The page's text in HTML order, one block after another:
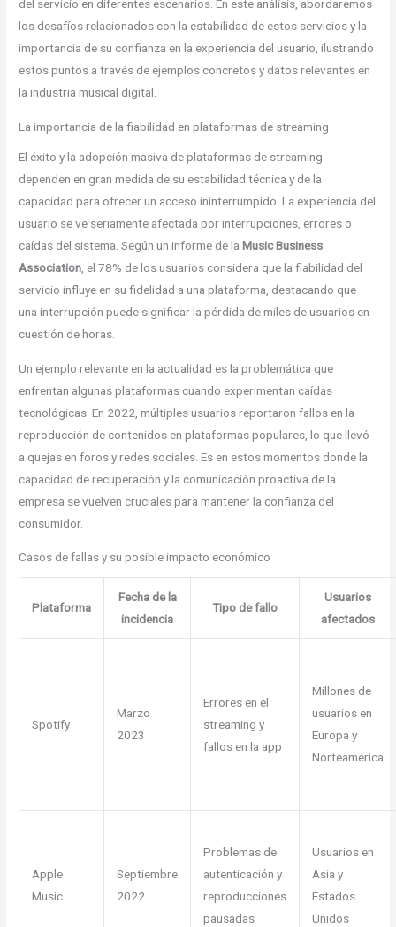
del servicio en diferentes escenarios. En este análisis, abordaremos
los desafíos relacionados con la estabilidad de estos servicios y la
importancia de su confianza en la experiencia del usuario, ilustrando
estos puntos a través de ejemplos concretos y datos relevantes en
la industria musical digital.
La importancia de la fiabilidad en plataformas de streaming
El éxito y la adopción masiva de plataformas de streaming
dependen en gran medida de su estabilidad técnica y de la
capacidad para ofrecer un acceso ininterrumpido. La experiencia del
usuario se ve seriamente afectada por interrupciones, errores o
caídas del sistema. Según un informe de laMusic Business
Association , el 78% de los usuarios considera que la fiabilidad del
servicio influye en su fidelidad a una plataforma, destacando que
una interrupción puede significar la pérdida de miles de usuarios en
cuestión de horas.
Un ejemplo relevante en la actualidad es la problemática que
enfrentan algunas plataformas cuando experimentan caídas
tecnológicas. En 2022, múltiples usuarios reportaron fallos en la
reproducción de contenidos en plataformas populares, lo que llevó
a quejas en foros y redes sociales. Es en estos momentos donde la
capacidad de recuperación y la comunicación proactiva de la
empresa se vuelven cruciales para mantener la confianza del
consumidor.
Casos de fallas y su posible impacto económico
Plataforma
Fecha de la
incidencia
Tipo de fallo
Usuarios
afectados
Spotify
Marzo
2023
Errores en el
streaming y
fallos en la app
Millones de
usuarios en
Europa y
Norteamérica
Apple
Music
Septiembre
2022
Problemas de
autenticación y
reproducciones
pausadas
Usuarios en
Asia y
Estados
Unidos